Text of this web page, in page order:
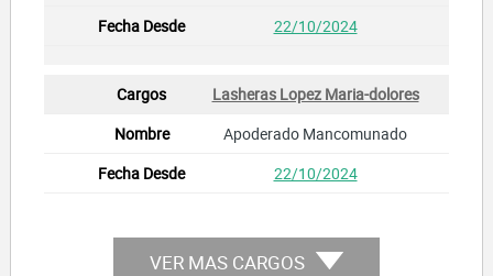
22/10/2024
Lasheras Lopez Maria-dolores
Apoderado Mancomunado
22/10/2024
VER MAS CARGOS